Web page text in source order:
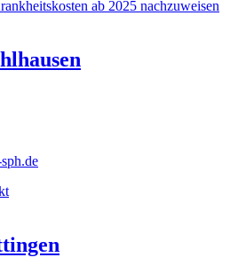
ab 2025 nachzuweisen